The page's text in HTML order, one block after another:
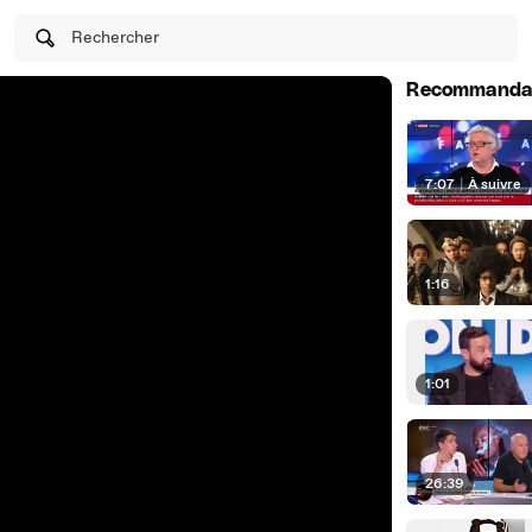
Rechercher
7:07 | À suivre
1:16
1:01
26:39